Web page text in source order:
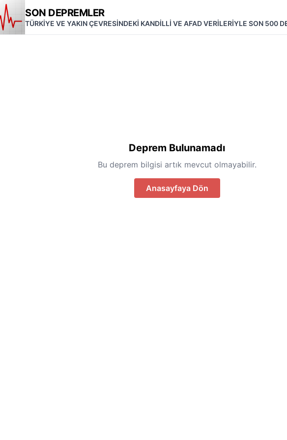
SON DEPREMLER
TÜRKİYE VE YAKIN ÇEVRESİNDEKİ KANDİLLİ VE AFAD VERİLERİYLE SON 500
Deprem Bulunamadı
Bu deprem bilgisi artık mevcut olmayabilir.
Anasayfaya Dön